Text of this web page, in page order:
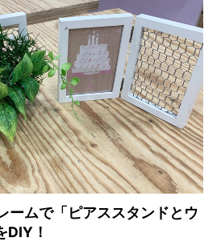
ームで「ピアススタンドとウ
DIY！